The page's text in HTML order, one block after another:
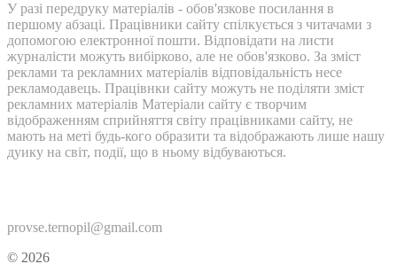
У разі передруку матеріалів - обов'язкове посилання в
першому абзаці. Працівники сайту спілкується з читачами з
допомогою електронної пошти. Відповідати на листи
журналісти можуть вибірково, але не обов'язково. За зміст
реклами та рекламних матеріалів відповідальність несе
рекламодавець. Працівнки сайту можуть не поділяти зміст
рекламних матеріалів Матеріали сайту є творчим
відображенням сприйняття світу працівниками сайту, не
мають на меті будь-кого образити та відображають лише нашу
дуику на світ, події, що в ньому відбуваються.
provse.ternopil@gmail.com
© 2026